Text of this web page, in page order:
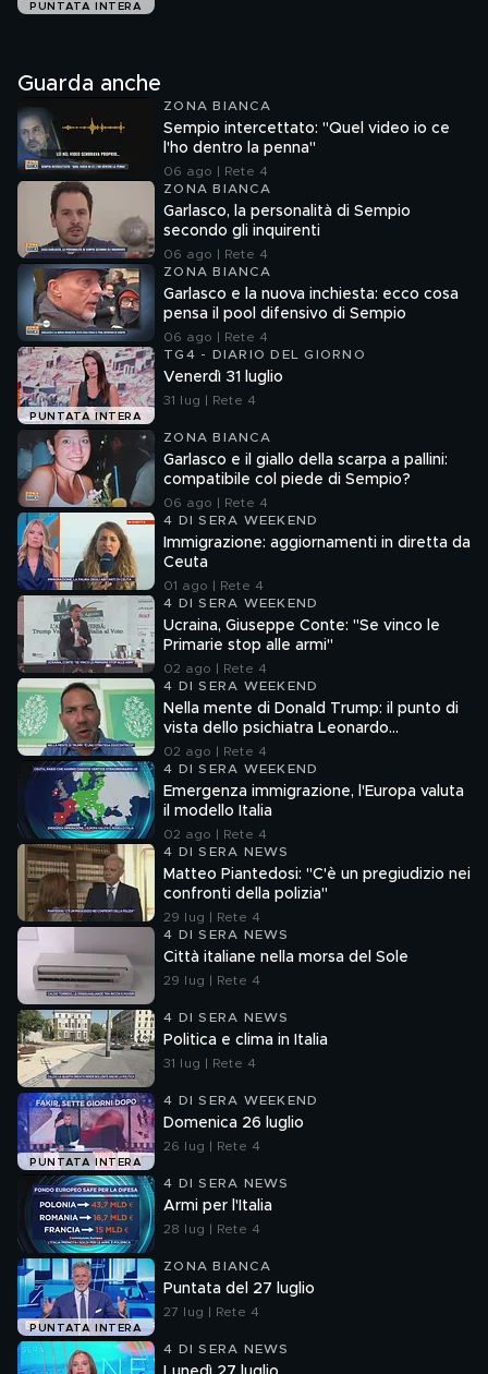
PUNTATA INTERA
Guarda anche
ZONA BIANCA
Sempio intercettato: "Quel video io ce
l'ho dentro la penna"
06 ago | Rete 4
ZONA BIANCA
Garlasco, la personalità di Sempio
secondo gli inquirenti
06 ago | Rete 4
ZONA BIANCA
Garlasco e la nuova inchiesta: ecco cosa
pensa il pool difensivo di Sempio
06 ago | Rete 4
PUNTATA INTERA
TG4 - DIARIO DEL GIORNO
Venerdì 31 luglio
31 lug | Rete 4
ZONA BIANCA
Garlasco e il giallo della scarpa a pallini:
compatibile col piede di Sempio?
06 ago | Rete 4
4 DI SERA WEEKEND
Immigrazione: aggiornamenti in diretta da
Ceuta
01 ago | Rete 4
4 DI SERA WEEKEND
Ucraina, Giuseppe Conte: "Se vinco le
Primarie stop alle armi"
02 ago | Rete 4
4 DI SERA WEEKEND
Nella mente di Donald Trump: il punto di
vista dello psichiatra Leonardo
Mendolicchio
02 ago | Rete 4
4 DI SERA WEEKEND
Emergenza immigrazione, l'Europa valuta
il modello Italia
02 ago | Rete 4
4 DI SERA NEWS
Matteo Piantedosi: "C'è un pregiudizio nei
confronti della polizia"
29 lug | Rete 4
4 DI SERA NEWS
Città italiane nella morsa del Sole
29 lug | Rete 4
4 DI SERA NEWS
Politica e clima in Italia
31 lug | Rete 4
PUNTATA INTERA
4 DI SERA WEEKEND
Domenica 26 luglio
26 lug | Rete 4
4 DI SERA NEWS
Armi per l'Italia
28 lug | Rete 4
PUNTATA INTERA
ZONA BIANCA
Puntata del 27 luglio
27 lug | Rete 4
4 DI SERA NEWS